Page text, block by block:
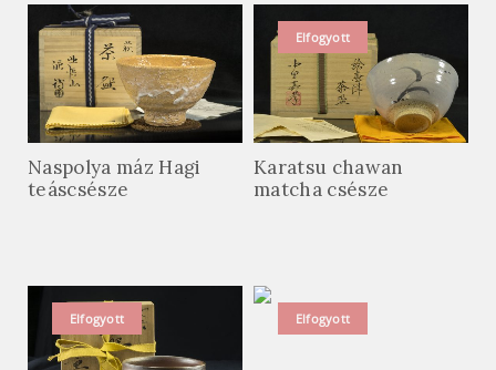
Naspolya máz Hagi
teáscsésze
Elfogyott
Karatsu chawan
matcha csésze
Elfogyott Elfogyott